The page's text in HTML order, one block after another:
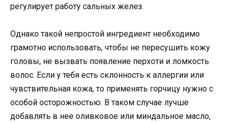
регулирует работу сальных желез.
Однако такой непростой ингредиент необходимо
грамотно использовать, чтобы не пересушить кожу
головы, не вызвать появление перхоти и ломкость
волос. Если у тебя есть склонность к аллергии или
чувствительная кожа, то применять горчицу нужно с
особой осторожностью. В таком случае лучше
добавлять в нее оливковое или миндальное масло,